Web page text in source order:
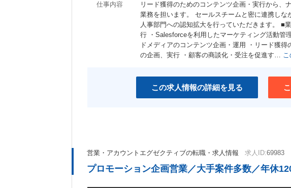
仕事内容
リード獲得のためのコンテンツ企画・実行から、
業務を担います。 セールスチームと密に連携しな
人事部門への認知拡大を行っていただきます。 ■
行 ・Salesforceを利用したマーケティング活動管
ドメディアのコンテンツ企画・運用 ・リード獲
の企画、実行 ・顧客の商談化・受注を促進す…
この求人情報の詳細を見る
営業・アカウントエグゼクティブの転職・求人情報 求人ID:69983
プロモーション企画営業／大手案件多数／年休